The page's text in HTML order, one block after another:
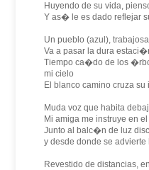
Huyendo de su vida,
Y as� le es dado reflejar
Un pueblo (azul),
Va a pasar la dura
Tiempo ca�do de los
mi cielo
El blanco camino cruza
Muda voz que habita
Mi amiga me instruye en
Junto al balc�n de luz
y desde donde se
Revestido de distancias,